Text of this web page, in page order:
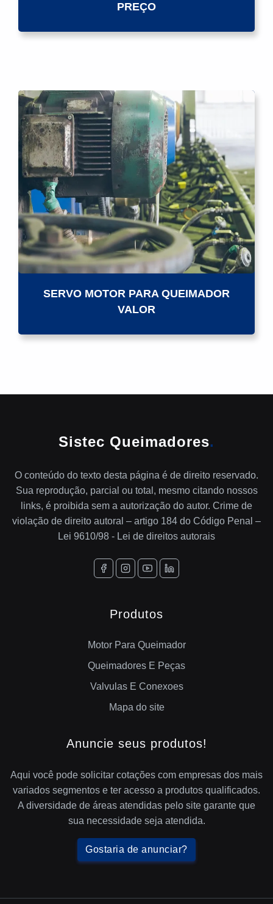
PREÇO
SERVO MOTOR PARA QUEIMADOR
VALOR
Sistec Queimadores.
O conteúdo do texto desta página é de direito reservado.
Sua reprodução, parcial ou total, mesmo citando nossos
links, é proibida sem a autorização do autor. Crime de
violação de direito autoral – artigo 184 do Código Penal –
Lei 9610/98 - Lei de direitos autorais
Produtos
Motor Para Queimador
Queimadores E Peças
Valvulas E Conexoes
Mapa do site
Anuncie seus produtos!
Aqui você pode solicitar cotações com empresas dos mais
variados segmentos e ter acesso a produtos qualificados.
A diversidade de áreas atendidas pelo site garante que
sua necessidade seja atendida.
Gostaria de anunciar?